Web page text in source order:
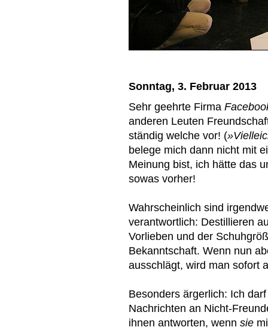
Sonntag, 3. Februar 2013
Sehr geehrte Firma
anderen Leuten
ständig welche vor! (
belege mich dann nicht mit
Meinung bist, ich hätte das
sowas vorher!
Wahrscheinlich sind
verantwortlich: Destillieren
Vorlieben und der
Bekanntschaft. Wenn nun
ausschlägt, wird man sofort
Besonders ärgerlich: Ich
Nachrichten an Nicht-
ihnen antworten, wenn sie